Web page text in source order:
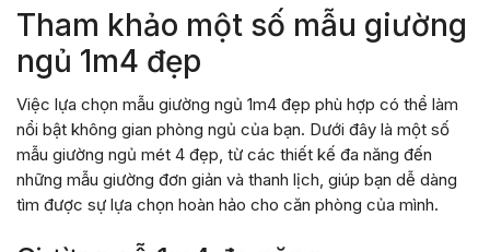
Tham khảo một số mẫu giường
ngủ 1m4 đẹp
Việc lựa chọn mẫu giường ngủ 1m4 đẹp phù hợp có thể làm
nổi bật không gian phòng ngủ của bạn. Dưới đây là một số
mẫu giường ngủ mét 4 đẹp, từ các thiết kế đa năng đến
những mẫu giường đơn giản và thanh lịch, giúp bạn dễ dàng
tìm được sự lựa chọn hoàn hảo cho căn phòng của mình.